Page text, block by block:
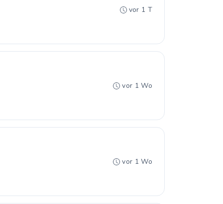
vor 1 T
vor 1 Wo
vor 1 Wo